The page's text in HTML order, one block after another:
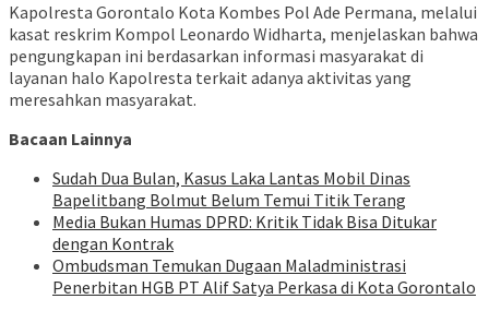
Kapolresta Gorontalo Kota Kombes Pol Ade Permana, melalui
kasat reskrim Kompol Leonardo Widharta, menjelaskan bahwa
pengungkapan ini berdasarkan informasi masyarakat di
layanan halo Kapolresta terkait adanya aktivitas yang
meresahkan masyarakat.
Bacaan Lainnya
Sudah Dua Bulan, Kasus Laka Lantas Mobil Dinas
Bapelitbang Bolmut Belum Temui Titik Terang
Media Bukan Humas DPRD: Kritik Tidak Bisa Ditukar
dengan Kontrak
Ombudsman Temukan Dugaan Maladministrasi
Penerbitan HGB PT Alif Satya Perkasa di Kota Gorontalo